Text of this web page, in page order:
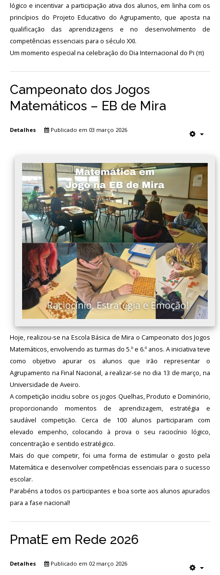
lógico e incentivar a participação ativa dos alunos, em linha com os
princípios do Projeto Educativo do Agrupamento, que aposta na
qualificação das aprendizagens e no desenvolvimento de
competências essenciais para o século XXI.
Um momento especial na celebração do Dia Internacional do Pi (π)
Campeonato dos Jogos
Matemáticos – EB de Mira
Detalhes Publicado em 03 março 2026
Hoje, realizou-se na Escola Básica de Mira o Campeonato dos Jogos
Matemáticos, envolvendo as turmas do 5.º e 6.º anos. A iniciativa teve
como objetivo apurar os alunos que irão representar o
Agrupamento na Final Nacional, a realizar-se no dia 13 de março, na
Universidade de Aveiro.
A competição incidiu sobre os jogos Quelhas, Produto e Dominório,
proporcionando momentos de aprendizagem, estratégia e
saudável competição. Cerca de 100 alunos participaram com
elevado empenho, colocando à prova o seu raciocínio lógico,
concentração e sentido estratégico.
Mais do que competir, foi uma forma de estimular o gosto pela
Matemática e desenvolver competências essenciais para o sucesso
escolar.
Parabéns a todos os participantes e boa sorte aos alunos apurados
para a fase nacional!
PmatE em Rede 2026
Detalhes Publicado em 02 março 2026